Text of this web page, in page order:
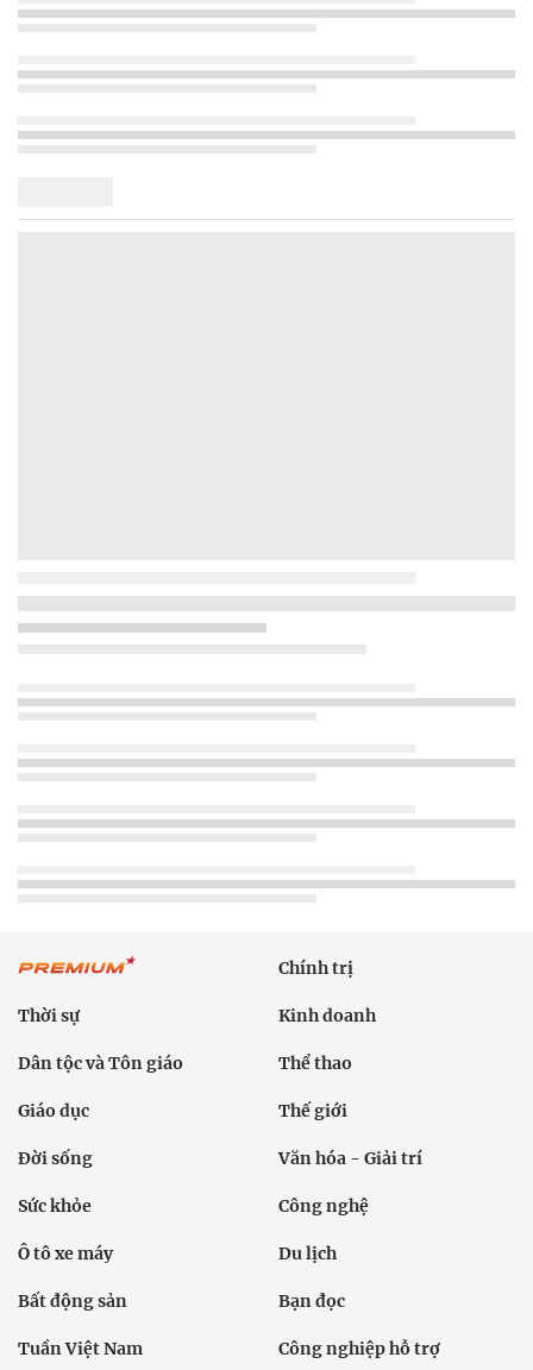
Chính trị
Thời sự Kinh doanh
Dân tộc và Tôn giáo Thể thao
Giáo dục Thế giới
Đời sống Văn hóa - Giải trí
Sức khỏe Công nghệ
Ô tô xe máy Du lịch
Bất động sản Bạn đọc
Tuần Việt Nam Công nghiệp hỗ trợ